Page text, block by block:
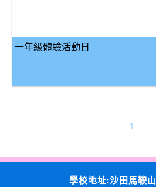
一年級體驗活動日
1
學校地址:沙田馬鞍